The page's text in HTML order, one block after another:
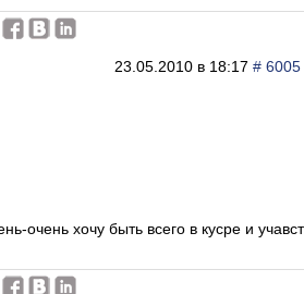
23.05.2010 в 18:17 # 6005
очень хочу быть всего в кусре и